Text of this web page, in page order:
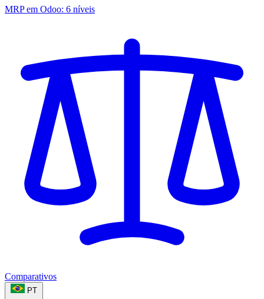
MRP em Odoo: 6 níveis
Comparativos
PT